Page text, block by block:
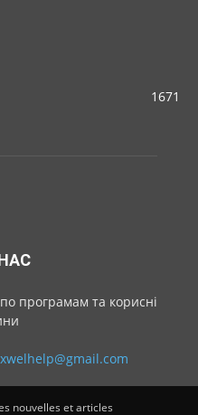
1671
програмам та корисні
nouvelles et articles